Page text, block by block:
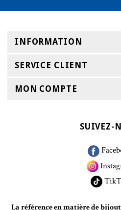
INFORMATION
SERVICE CLIENT
MON COMPTE
SUIVEZ-
La référence en matière de